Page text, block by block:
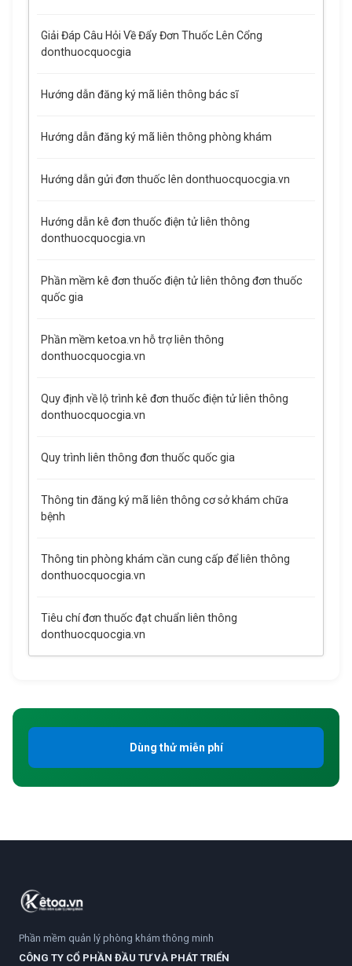
Giải Đáp Câu Hỏi Về Đẩy Đơn Thuốc Lên Cổng
donthuocquocgia
Hướng dẫn đăng ký mã liên thông bác sĩ
Hướng dẫn đăng ký mã liên thông phòng khám
Hướng dẫn gửi đơn thuốc lên donthuocquocgia.vn
Hướng dẫn kê đơn thuốc điện tử liên thông
donthuocquocgia.vn
Phần mềm kê đơn thuốc điện tử liên thông đơn thuốc
quốc gia
Phần mềm ketoa.vn hỗ trợ liên thông
donthuocquocgia.vn
Quy định về lộ trình kê đơn thuốc điện tử liên thông
donthuocquocgia.vn
Quy trình liên thông đơn thuốc quốc gia
Thông tin đăng ký mã liên thông cơ sở khám chữa
bệnh
Thông tin phòng khám cần cung cấp để liên thông
donthuocquocgia.vn
Tiêu chí đơn thuốc đạt chuẩn liên thông
donthuocquocgia.vn
Dùng thử miễn phí
Phần mềm quản lý phòng khám thông minh
CÔNG TY CỔ PHẦN ĐẦU TƯ VÀ PHÁT TRIỂN